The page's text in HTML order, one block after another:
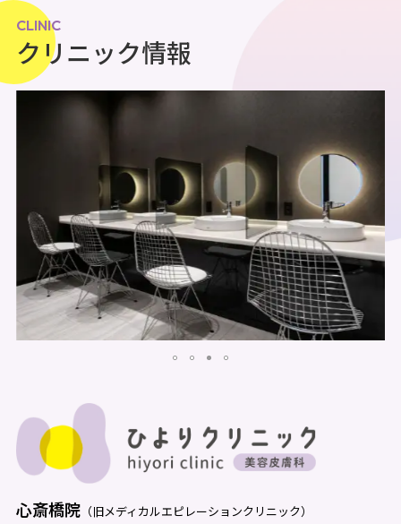
CLINIC
クリニック情報
心斎橋院 （旧メディカルエピレーションクリニック）